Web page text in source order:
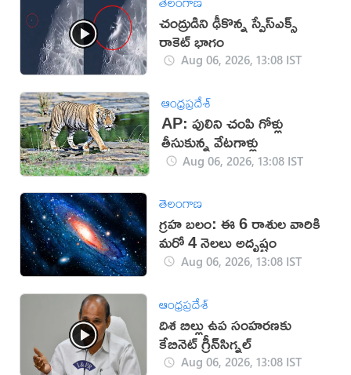
చంద్రుడిని ఢీకొన్న స్పేస్‌ఎక్స్
రాకెట్ భాగం
Aug 06, 2026, 13:08 IST
ఆంధ్రప్రదేశ్
AP: పులిని చంపి గోళ్లు
తీసుకున్న వేటగాళ్లు
Aug 06, 2026, 13:08 IST
తెలంగాణ
గ్రహ బలం: ఈ 6 రాశుల వారికి
మరో 4 నెలలు అదృష్టం
Aug 06, 2026, 13:08 IST
ఆంధ్రప్రదేశ్
దిశ బిల్లు ఉప సంహ‌ర‌ణ‌కు
కేబినెట్ గ్రీన్‌సిగ్న‌ల్‌
Aug 06, 2026, 13:08 IST